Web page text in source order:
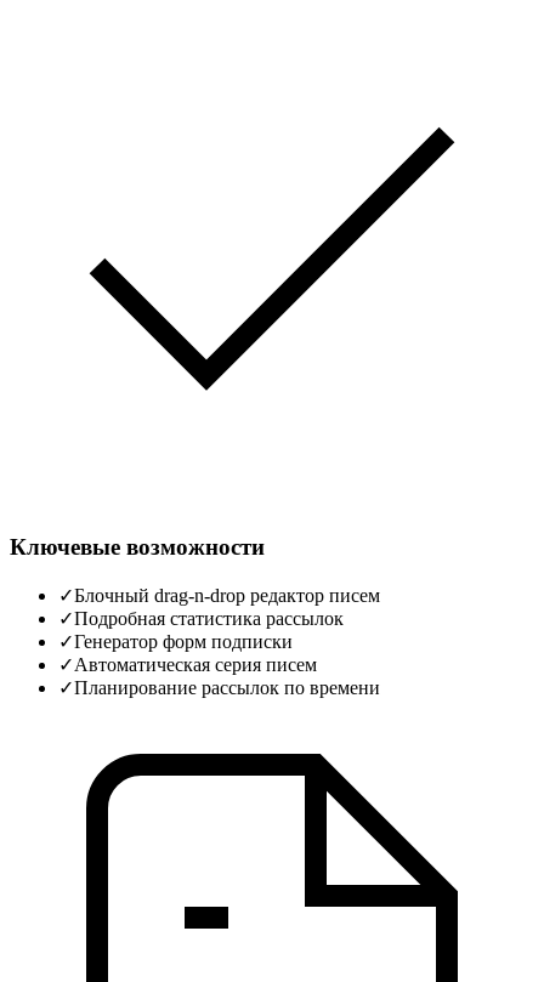
Ключевые возможности
✓Блочный drag-n-drop редактор писем
✓Подробная статистика рассылок
✓Генератор форм подписки
✓Автоматическая серия писем
✓Планирование рассылок по времени